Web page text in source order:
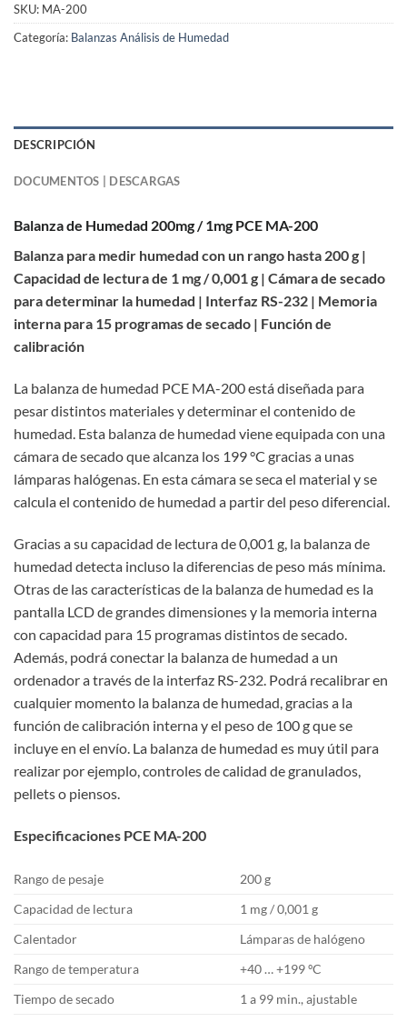
SKU: MA-200
Categoría: Balanzas Análisis de Humedad
DESCRIPCIÓN
DOCUMENTOS | DESCARGAS
Balanza de Humedad 200mg / 1mg PCE MA-200
Balanza para medir humedad con un rango hasta 200 g |
Capacidad de lectura de 1 mg / 0,001 g | Cámara de secado
para determinar la humedad | Interfaz RS-232 | Memoria
interna para 15 programas de secado | Función de
calibración
La balanza de humedad PCE MA-200 está diseñada para
pesar distintos materiales y determinar el contenido de
humedad. Esta balanza de humedad viene equipada con una
cámara de secado que alcanza los 199 °C gracias a unas
lámparas halógenas. En esta cámara se seca el material y se
calcula el contenido de humedad a partir del peso diferencial.
Gracias a su capacidad de lectura de 0,001 g, la balanza de
humedad detecta incluso la diferencias de peso más mínima.
Otras de las características de la balanza de humedad es la
pantalla LCD de grandes dimensiones y la memoria interna
con capacidad para 15 programas distintos de secado.
Además, podrá conectar la balanza de humedad a un
ordenador a través de la interfaz RS-232. Podrá recalibrar en
cualquier momento la balanza de humedad, gracias a la
función de calibración interna y el peso de 100 g que se
incluye en el envío. La balanza de humedad es muy útil para
realizar por ejemplo, controles de calidad de granulados,
pellets o piensos.
Especificaciones PCE MA-200
Rango de pesaje
200 g
Capacidad de lectura
1 mg / 0,001 g
Calentador
Lámparas de halógeno
Rango de temperatura
+40 … +199 ºC
Tiempo de secado
1 a 99 min., ajustable